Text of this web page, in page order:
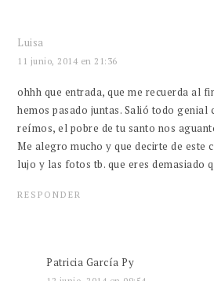
Luisa
11 junio, 2014 en 21:36
ohhh que entrada, que me recuerda al
hemos pasado juntas. Salió todo genial
reímos, el pobre de tu santo nos
Me alegro mucho y que decirte de este
lujo y las fotos tb. que eres demasiado
RESPONDER
Patricia García Py